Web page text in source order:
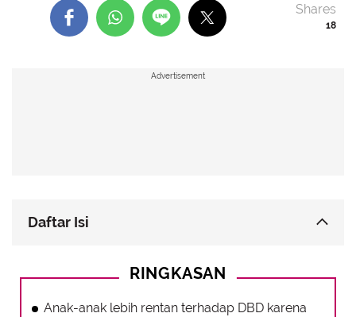
18
Shares
Advertisement
Daftar Isi
Bisa Terkena Lebih dari Satu Kali
Pengalaman Tasya Kamila
RINGKASAN
Anak-anak lebih rentan terhadap DBD karena